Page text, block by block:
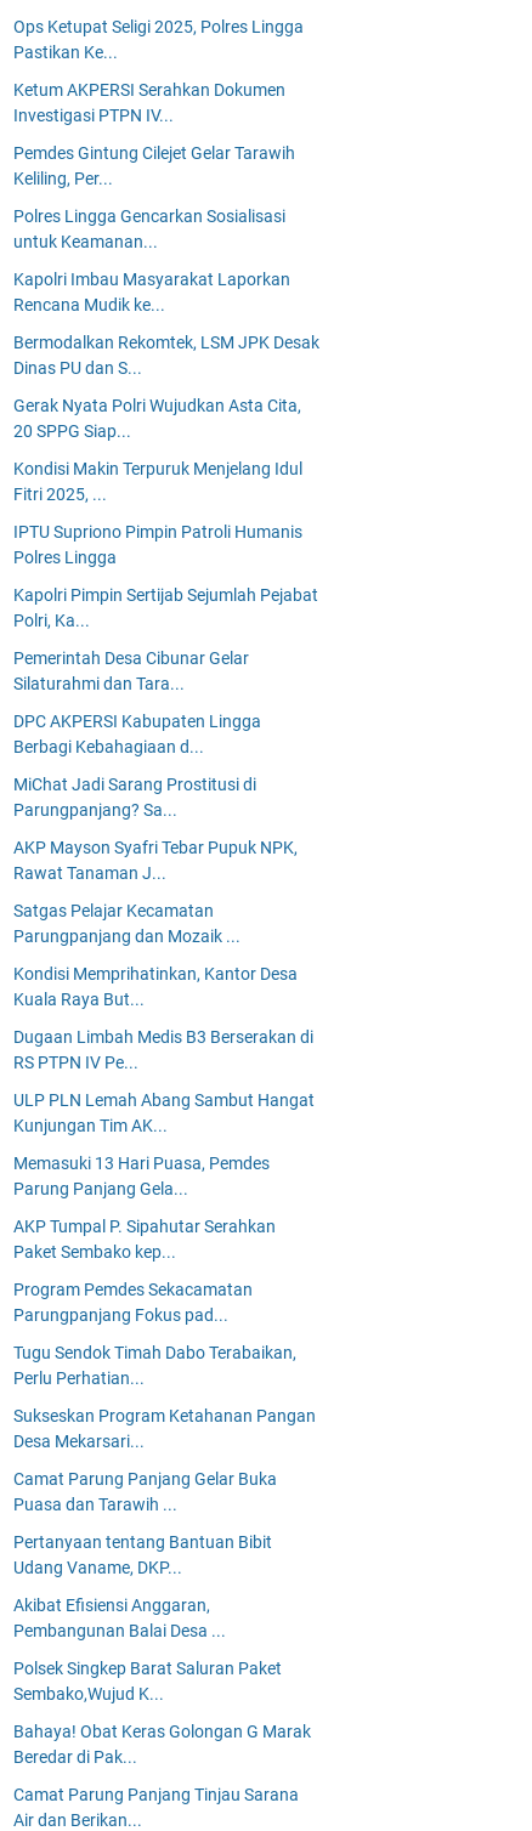
Ops Ketupat Seligi 2025, Polres Lingga
Pastikan Ke...
Ketum AKPERSI Serahkan Dokumen
Investigasi PTPN IV...
Pemdes Gintung Cilejet Gelar Tarawih
Keliling, Per...
Polres Lingga Gencarkan Sosialisasi
untuk Keamanan...
Kapolri Imbau Masyarakat Laporkan
Rencana Mudik ke...
Bermodalkan Rekomtek, LSM JPK Desak
Dinas PU dan S...
Gerak Nyata Polri Wujudkan Asta Cita,
20 SPPG Siap...
Kondisi Makin Terpuruk Menjelang Idul
Fitri 2025, ...
IPTU Supriono Pimpin Patroli Humanis
Polres Lingga
Kapolri Pimpin Sertijab Sejumlah Pejabat
Polri, Ka...
Pemerintah Desa Cibunar Gelar
Silaturahmi dan Tara...
DPC AKPERSI Kabupaten Lingga
Berbagi Kebahagiaan d...
MiChat Jadi Sarang Prostitusi di
Parungpanjang? Sa...
AKP Mayson Syafri Tebar Pupuk NPK,
Rawat Tanaman J...
Satgas Pelajar Kecamatan
Parungpanjang dan Mozaik ...
Kondisi Memprihatinkan, Kantor Desa
Kuala Raya But...
Dugaan Limbah Medis B3 Berserakan di
RS PTPN IV Pe...
ULP PLN Lemah Abang Sambut Hangat
Kunjungan Tim AK...
Memasuki 13 Hari Puasa, Pemdes
Parung Panjang Gela...
AKP Tumpal P. Sipahutar Serahkan
Paket Sembako kep...
Program Pemdes Sekacamatan
Parungpanjang Fokus pad...
Tugu Sendok Timah Dabo Terabaikan,
Perlu Perhatian...
Sukseskan Program Ketahanan Pangan
Desa Mekarsari...
Camat Parung Panjang Gelar Buka
Puasa dan Tarawih ...
Pertanyaan tentang Bantuan Bibit
Udang Vaname, DKP...
Akibat Efisiensi Anggaran,
Pembangunan Balai Desa ...
Polsek Singkep Barat Saluran Paket
Sembako,Wujud K...
Bahaya! Obat Keras Golongan G Marak
Beredar di Pak...
Camat Parung Panjang Tinjau Sarana
Air dan Berikan...